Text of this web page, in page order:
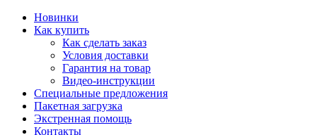
Новинки
Как купить
Как сделать заказ
Условия доставки
Гарантия на товар
Видео-инструкции
Специальные предложения
Пакетная загрузка
Экстренная помощь
Контакты